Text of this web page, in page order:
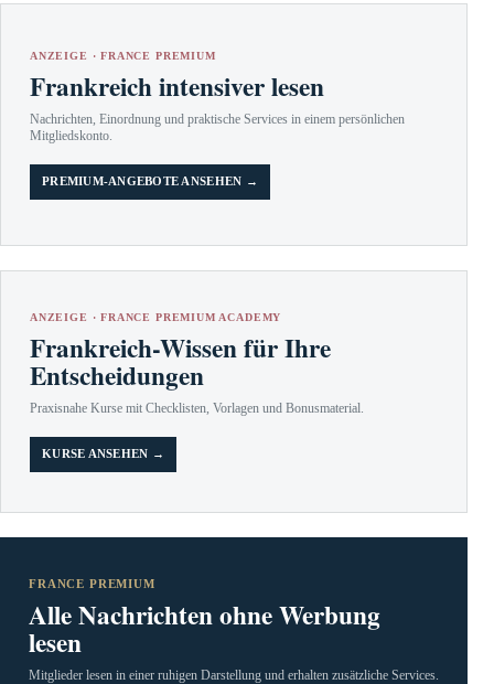
ANZEIGE · FRANCE PREMIUM
Frankreich intensiver lesen
Nachrichten, Einordnung und praktische Services in einem persönlichen
Mitgliedskonto.
PREMIUM-ANGEBOTE ANSEHEN →
ANZEIGE · FRANCE PREMIUM ACADEMY
Frankreich-Wissen für Ihre
Entscheidungen
Praxisnahe Kurse mit Checklisten, Vorlagen und Bonusmaterial.
KURSE ANSEHEN →
FRANCE PREMIUM
Alle Nachrichten ohne Werbung
lesen
Mitglieder lesen in einer ruhigen Darstellung und erhalten zusätzliche Services.